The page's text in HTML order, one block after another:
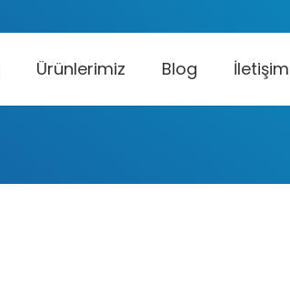
Ürünlerimiz Blog İletişim